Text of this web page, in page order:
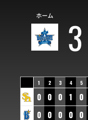
ホーム 3
1 2 3 4 5
0 0 0 1 0
0 0 0 0 0